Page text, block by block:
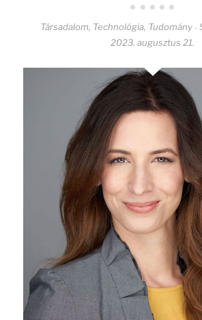
Társadalom, Technológia, Tudomány -
2023. augusztus 21.